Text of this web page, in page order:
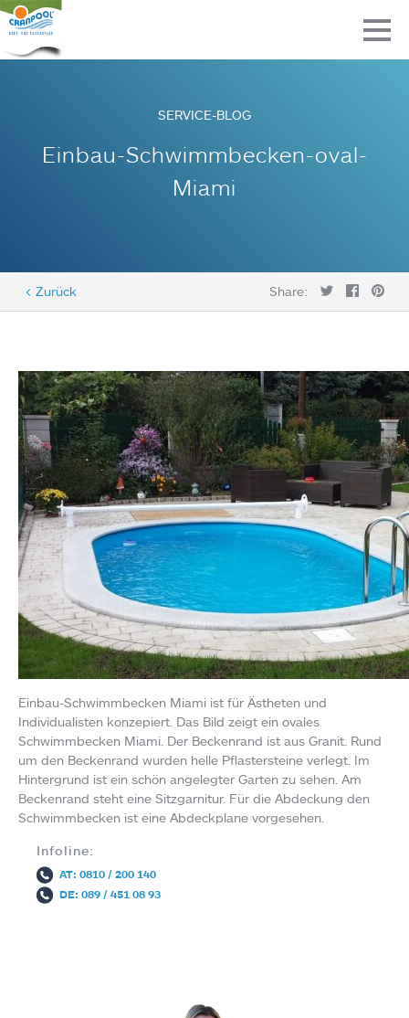
SERVICE-BLOG
Einbau-Schwimmbecken-oval-
Miami
< Zurück Share:
Einbau-Schwimmbecken Miami ist für Ästheten und
Individualisten konzepiert. Das Bild zeigt ein ovales
Schwimmbecken Miami. Der Beckenrand ist aus Granit. Rund
um den Beckenrand wurden helle Pflastersteine verlegt. Im
Hintergrund ist ein schön angelegter Garten zu sehen. Am
Beckenrand steht eine Sitzgarnitur. Für die Abdeckung den
Schwimmbecken ist eine Abdeckplane vorgesehen.
Infoline:
AT: 0810 / 200 140
DE: 089 / 451 08 93